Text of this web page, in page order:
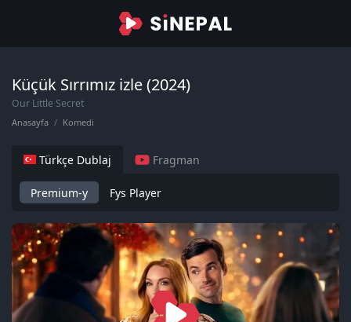
Küçük Sırrımız izle (2024)
Our Little Secret
Anasayfa Komedi
Türkçe Dublaj Fragman
Premium-y Fys Player